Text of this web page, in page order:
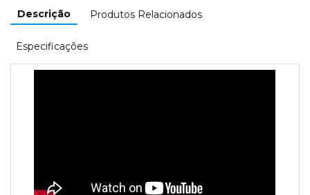
Descrição Produtos Relacionados
Especificações